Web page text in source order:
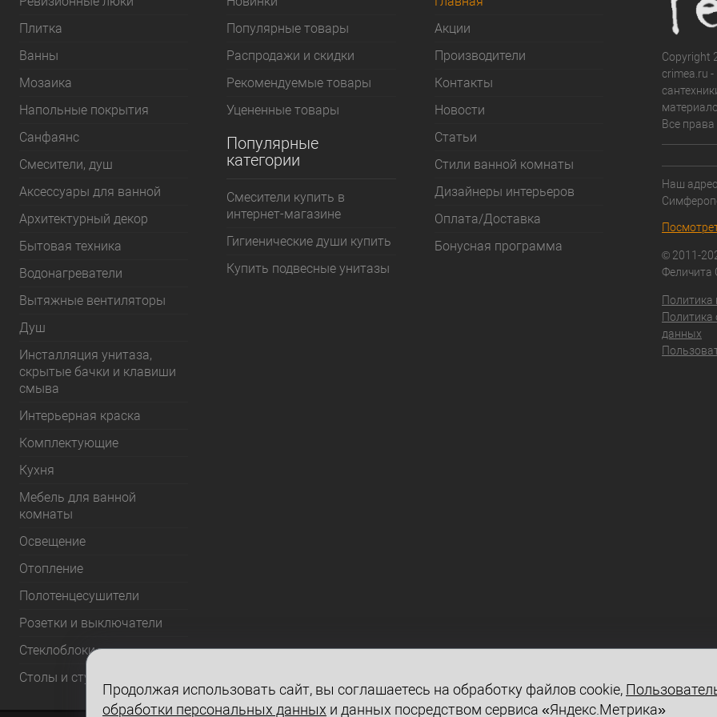
Плитка
Bанны
Мозаика
Напольные покрытия
Санфаянс
Смесители, душ
Аксессуары для ванной
Архитектурный декор
Бытовая техника
Водонагреватели
Вытяжные вентиляторы
Душ
Инсталляция унитаза,
скрытые бачки и клавиши
смыва
Интерьерная краска
Комплектующие
Кухня
Мебель для ванной
комнаты
Освещение
Отопление
Полотенцесушители
Розетки и выключатели
Стеклоблоки
Столы и стулья
Популярные товары
Распродажи и скидки
Рекомендуемые товары
Уцененные товары
Популярные
категории
Смесители купить в
интернет-магазине
Гигиенические души купить
Купить подвесные унитазы
Акции
Производители
Контакты
Новости
Статьи
Стили ванной комнаты
Дизайнеры интерьеров
Оплата/Доставка
Бонусная программа
Copyright
crimea.ru -
Все
Наш
© 2011-
Политика
Политика
данных
Продолжая использовать сайт, вы соглашаетесь на обработку файлов cookie,
обработки персональных данных и данных посредством сервиса «Яндекс.Метрика»